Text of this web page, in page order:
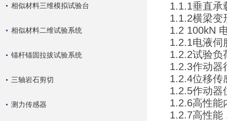
相似材料三维模拟试验台
相似材料二维试验系统
锚杆锚固拉拔试验系统
三轴岩石剪切
测力传感器
1.1.1垂直承
1.1.2横梁变
1.2 100kN
1.2.1电液伺
1.2.2试验负
1.2.3作动器
1.2.4位移传
1.2.5作动器
1.2.6高性能
1.2.7高性能